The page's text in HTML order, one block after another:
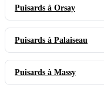
Puisards à Orsay
Puisards à Palaiseau
Puisards à Massy